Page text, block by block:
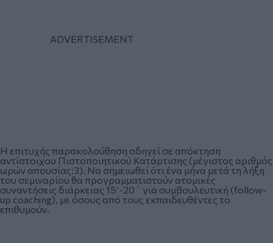
Η επιτυχής παρακολούθηση οδηγεί σε απόκτηση
αντίστοιχου Πιστοποιητικού Κατάρτισης (μέγιστος αριθμός
ωρών απουσίας:3). Να σημειωθεί ότι ένα μήνα μετά τη λήξη
του σεμιναρίου θα προγραμματιστούν ατομικές
συναντήσεις διάρκειας 15’-20΄ για συμβουλευτική (follow-
up coaching), με όσους από τους εκπαιδευθέντες το
επιθυμούν.